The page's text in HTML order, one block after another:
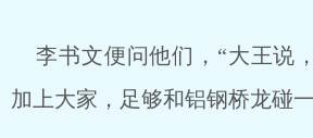
李书文便问他们，“大王说
加上大家，足够和铝钢桥龙碰